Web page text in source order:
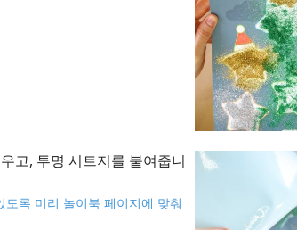
고, 투명 시트지를 붙여줍니
록 미리 놀이북 페이지에 맞춰